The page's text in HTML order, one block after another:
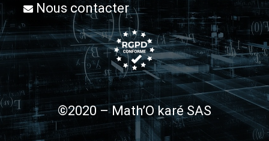
Nous contacter
©2020 – Math’O karé SAS